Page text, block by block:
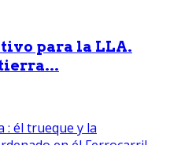
para la LLA.